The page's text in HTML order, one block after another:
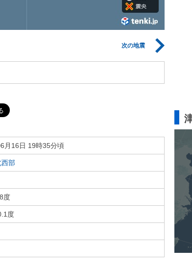
次の地震
月16日 19時35分頃
西部
度
度